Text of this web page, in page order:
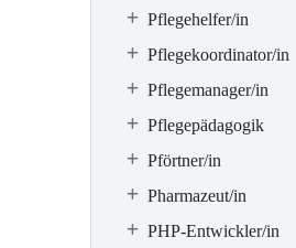
Pflegehelfer/in
Pflegekoordinator/in
Pflegemanager/in
Pflegepädagogik
Pförtner/in
Pharmazeut/in
PHP-Entwickler/in